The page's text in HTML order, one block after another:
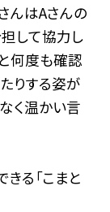
んはAさんの
して協力し
何度も確認
りする姿が
く温かい言
る「こまと